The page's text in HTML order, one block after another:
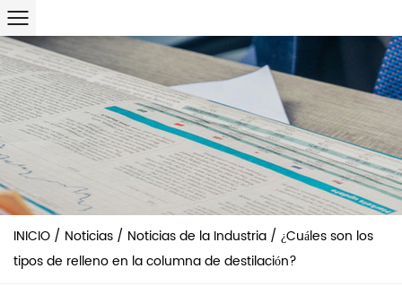
INICIO / Noticias / Noticias de la Industria / ¿Cuáles son los
tipos de relleno en la columna de destilación?